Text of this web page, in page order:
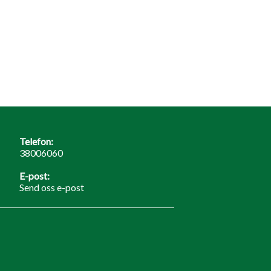
Telefon:
38006060
E-post:
Send oss e-post